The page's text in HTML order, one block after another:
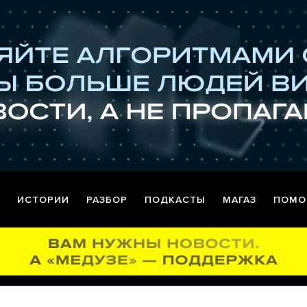
ИСТОРИИ РАЗБОР ПОДКАСТЫ МАГАЗ